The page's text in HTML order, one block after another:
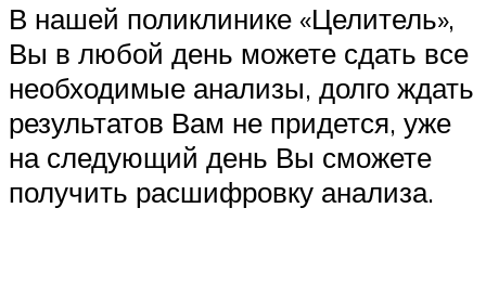
В нашей поликлинике «Целитель»,
Вы в любой день можете сдать все
необходимые анализы, долго ждать
результатов Вам не придется, уже
на следующий день Вы сможете
получить расшифровку анализа.